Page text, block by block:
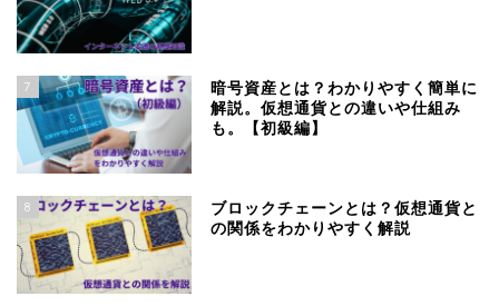
7
暗号資産とは？わかりやすく簡単に
解説。仮想通貨との違いや仕組み
も。【初級編】
8
ブロックチェーンとは？仮想通貨と
の関係をわかりやすく解説